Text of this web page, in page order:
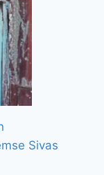
Sivas